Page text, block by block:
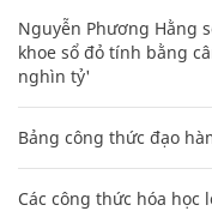
Nguyễn Phương Hằng
khoe sổ đỏ tính bằng
nghìn tỷ'
Bảng công thức đạo
Các công thức hóa học